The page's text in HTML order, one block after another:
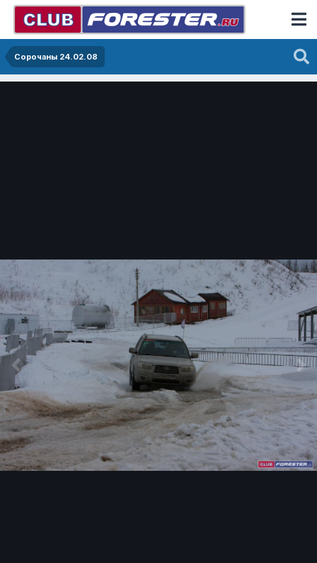
Сорочаны 24.02.08